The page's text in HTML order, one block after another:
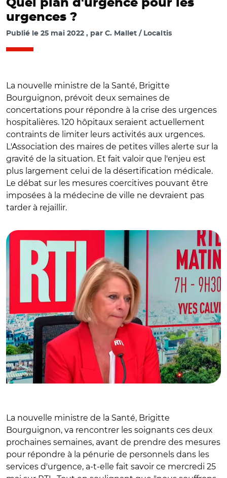
Quel plan d'urgence pour les
urgences ?
Publié le 25 mai 2022 par C. Mallet / Localtis
La nouvelle ministre de la Santé, Brigitte
Bourguignon, prévoit deux semaines de
concertations pour répondre à la crise des urgences
hospitalières. 120 hôpitaux seraient actuellement
contraints de limiter leurs activités aux urgences.
L'Association des maires de petites villes alerte sur la
gravité de la situation. Et fait valoir que l'enjeu est
plus largement celui de la désertification médicale.
Le débat sur les mesures coercitives pouvant être
imposées à la médecine de ville ne devraient pas
tarder à rejaillir.
La nouvelle ministre de la Santé, Brigitte
Bourguignon, va rencontrer les soignants ces deux
prochaines semaines, avant de prendre des mesures
pour répondre à la pénurie de personnels dans les
services d'urgence, a-t-elle fait savoir ce mercredi 25